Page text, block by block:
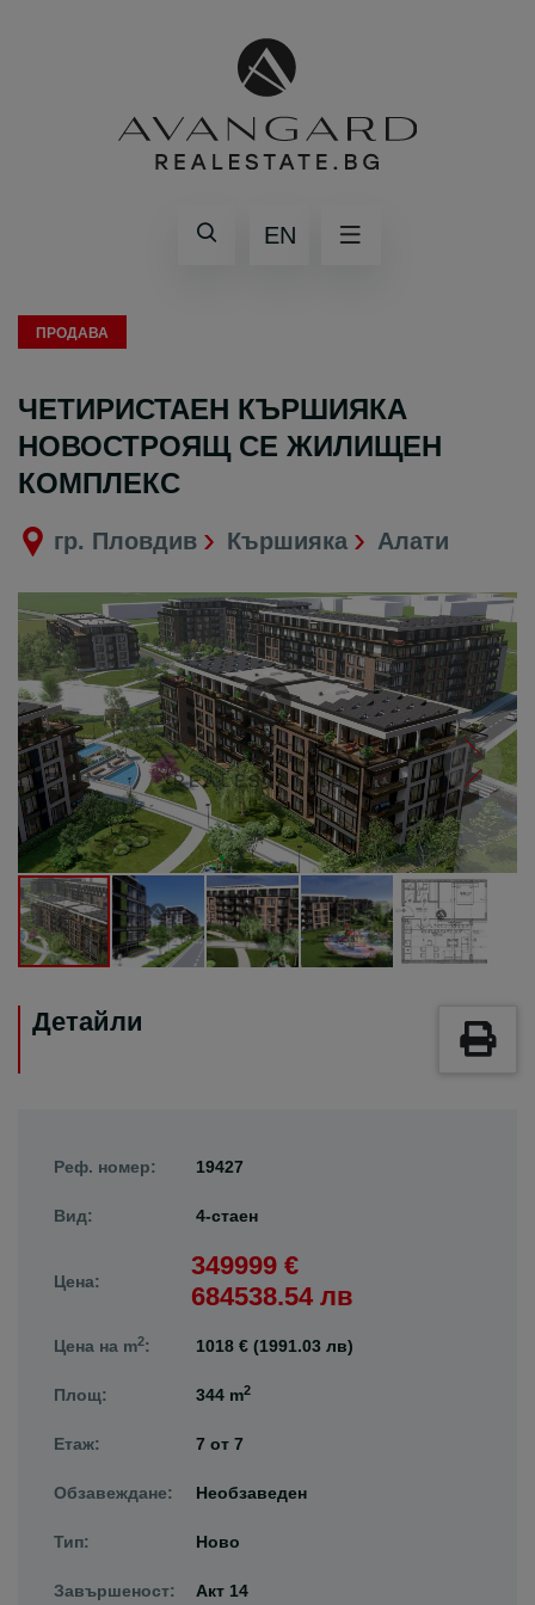
EN
ПРОДАВА
ЧЕТИРИСТАЕН КЪРШИЯКА
НОВОСТРОЯЩ СЕ ЖИЛИЩЕН
КОМПЛЕКС
гр. Пловдив Кършияка Алати
Детайли
Реф. номер: 19427
Вид: 4-стаен
Цена:
349999 €
684538.54 лв
Цена на m2: 1018 € (1991.03 лв)
Площ: 344 m2
Етаж: 7 от 7
Обзавеждане: Необзаведен
Тип: Ново
Завършеност: Акт 14